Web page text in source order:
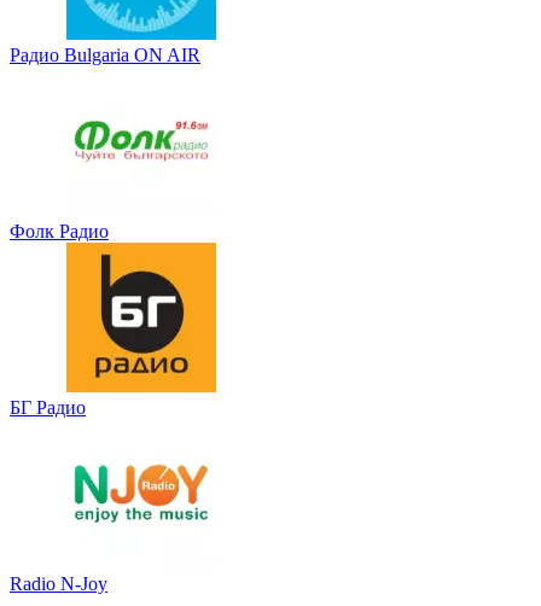
Радио Bulgaria ON AIR
Фолк Радио
БГ Радио
Radio N-Joy